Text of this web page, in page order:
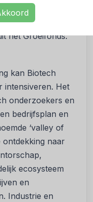
snijdt aan twee
goed dat we volle
het Groeifonds.”
kan Biotech
intensiveren. Het
onderzoekers en
bedrijfsplan en
‘valley of
ontdekking naar
ecosysteem
en
Industrie en